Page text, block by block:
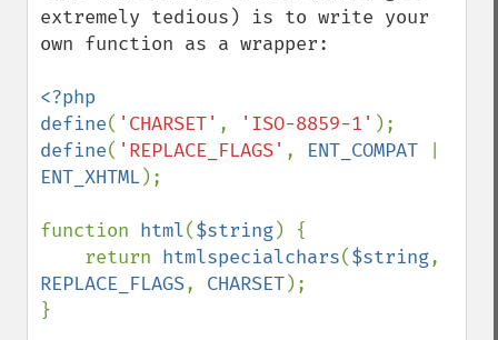
extremely tedious) is to write your
own function as a wrapper:
<?php
define( 'CHARSET' , 'ISO-8859-1'
define( 'REPLACE_FLAGS' , ENT_COMPAT
ENT_XHTML);
function html($string) {
    return
htmlspecialchars($string
REPLACE_FLAGS, CHARSET);
}